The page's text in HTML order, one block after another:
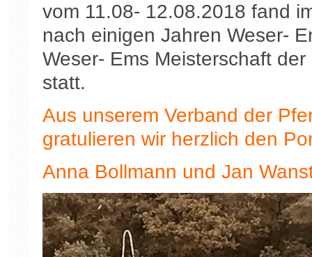
vom 11.08- 12.08.2018 fand
nach einigen Jahren Weser-
Weser- Ems Meisterschaft
statt.
Aus unserem Verband der
gratulieren wir herzlich den
Anna Bollmann und Jan